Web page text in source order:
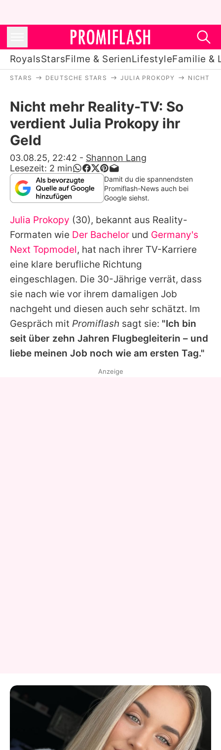
RoyalsStarsFilme & SerienLifestyleFamilie &
Stars
Filme & Serien
Lifestyle
Familie & Liebe
Promiflash Exklusiv
Alle Themen auf Promiflash
Jobs
App runterladen
Team
Redaktionelle Richtlinien
Impressum
Datenschutzerklärung
Nutzungsbedingungen
STARS DEUTSCHE STARS JULIA PROKOPY NICHT
Nicht mehr Reality-TV: So
verdient Julia Prokopy ihr
Geld
03.08.25, 22:42 - Shannon Lang
Lesezeit: 2 min
Damit du die spannendsten
Promiflash-News auch bei
Google siehst.
Julia Prokopy (30), bekannt aus Reality-
Formaten wie Der Bachelor und Germany's
Next Topmodel, hat nach ihrer TV-Karriere
eine klare berufliche Richtung
eingeschlagen. Die 30-Jährige verrät, dass
sie nach wie vor ihrem damaligen Job
nachgeht und diesen auch sehr schätzt. Im
Gespräch mit Promiflash sagt sie: "Ich bin
seit über zehn Jahren Flugbegleiterin – und
liebe meinen Job noch wie am ersten Tag."
Anzeige